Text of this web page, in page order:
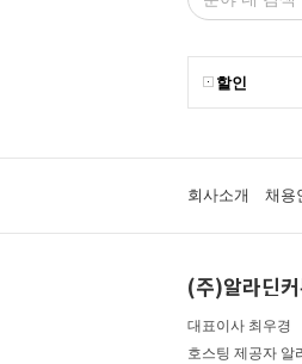
할인
회사소개 채용
(주)알라딘
대표이사 최우경
호스팅 제공자 알